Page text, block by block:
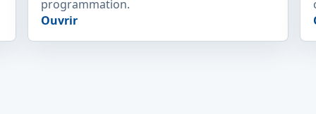
programmation.
Ouvrir